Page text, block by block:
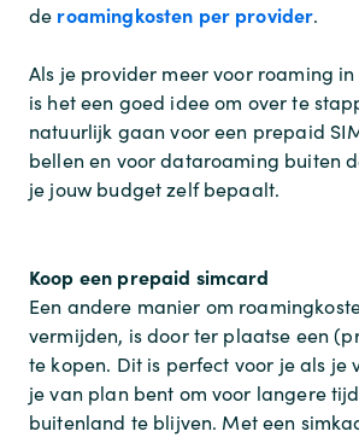
de roamingkosten per provider.
Als je provider meer voor roaming
is het een goed idee om over te
natuurlijk gaan voor een prepaid
bellen en voor dataroaming buiten
je jouw budget zelf bepaalt.
Koop een prepaid simcard
Een andere manier om
vermijden, is door ter plaatse een
te kopen. Dit is perfect voor je als je
je van plan bent om voor langere
buitenland te blijven. Met een